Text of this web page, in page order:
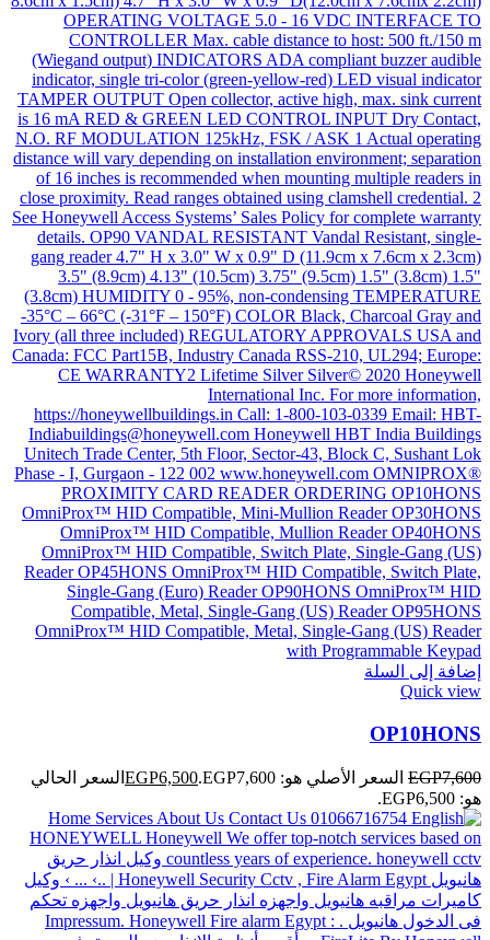
إضافة إلى السلة
Quick view
OP10HONS
EGP7,600 السعر الأصلي هو: EGP7,600. EGP6,500
السعر الحالي
هو: EGP6,500.